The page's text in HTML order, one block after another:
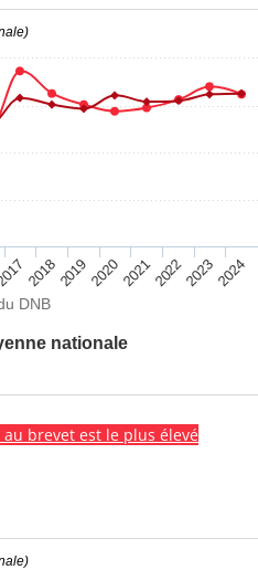
DNB
nationale
2018201920202021202220232024
brevet est le plus élevé